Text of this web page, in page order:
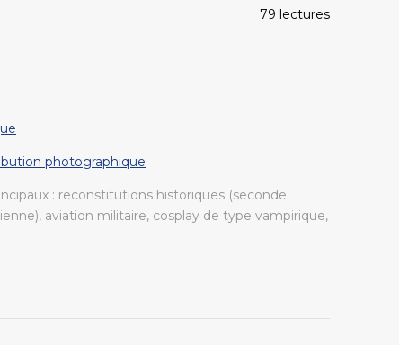
79 lectures
photographique
: reconstitutions historiques (seconde
aviation militaire, cosplay de type vampirique,